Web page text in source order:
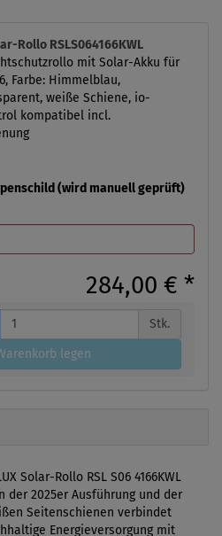
Rollo RSLS064166KWL
mit Solar-Akku für
Farbe: Himmelblau,
weiße Schiene, io-
kompatibel incl.
(wird manuell geprüft)
284,00 € *
Stk.
legen
Solar-Rollo RSL S06 4166KWL
der 2025er Ausführung und der
Seitenschienen verbindet
Energieversorgung mit